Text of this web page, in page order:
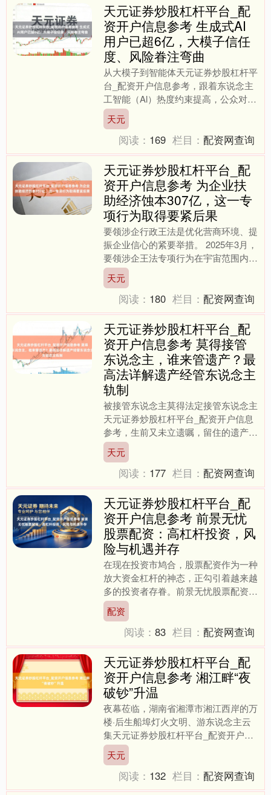
天元证券炒股杠杆平台_配
资开户信息参考 生成式AI
用户已超6亿，大模子信任
度、风险眷注弯曲
从大模子到智能体天元证券炒股杠杆平
台_配资开户信息参考，跟着东说念主
工智能（Al）热度约束提高，公众对AI
的信任度以及风险眷注也出现新趋势。
近日，对外经贸数字....
天元
阅读： 169 栏目：配资网查询
天元证券炒股杠杆平台_配
资开户信息参考 为企业扶
助经济蚀本307亿，这一专
项行为取得要紧后果
要领涉企行政王法是优化营商环境、提
振企业信心的紧要举措。 2025年3月，
要领涉企王法专项行为在宇宙范围内全
面推开。司法部副部长胡卫列21日在
国新办发布会上示意....
天元
阅读： 180 栏目：配资网查询
天元证券炒股杠杆平台_配
资开户信息参考 莫得接管
东说念主，谁来管遗产？最
高法详解遗产经管东说念主
轨制
被接管东说念主莫得法定接管东说念主
天元证券炒股杠杆平台_配资开户信息
参考，生前又未立遗嘱，留住的遗产谁
来管？支属之间能不可擅自计议自行分
派遗产？ 现行民法典口头....
天元
阅读： 177 栏目：配资网查询
天元证券炒股杠杆平台_配
资开户信息参考 前景无忧
股票配资：高杠杆投资，风
险与机遇并存
在现在投资市鸠合，股票配资作为一种
放大资金杠杆的神态，正勾引着越来越
多的投资者存眷。前景无忧股票配资平
台凭借其方便的操作过程和较高的杠杆
比例，成为不少投资者眼中....
配资
阅读：83 栏目：配资网查询
天元证券炒股杠杆平台_配
资开户信息参考 湘江畔“夜
破钞”升温
夜幕莅临，湖南省湘潭市湘江西岸的万
楼·后生船埠灯火文明、游东说念主云
集天元证券炒股杠杆平台_配资开户信
息参考，湘江畔的“夜破钞”执续升温。
6月26日天元证券炒....
天元
阅读： 132 栏目：配资网查询